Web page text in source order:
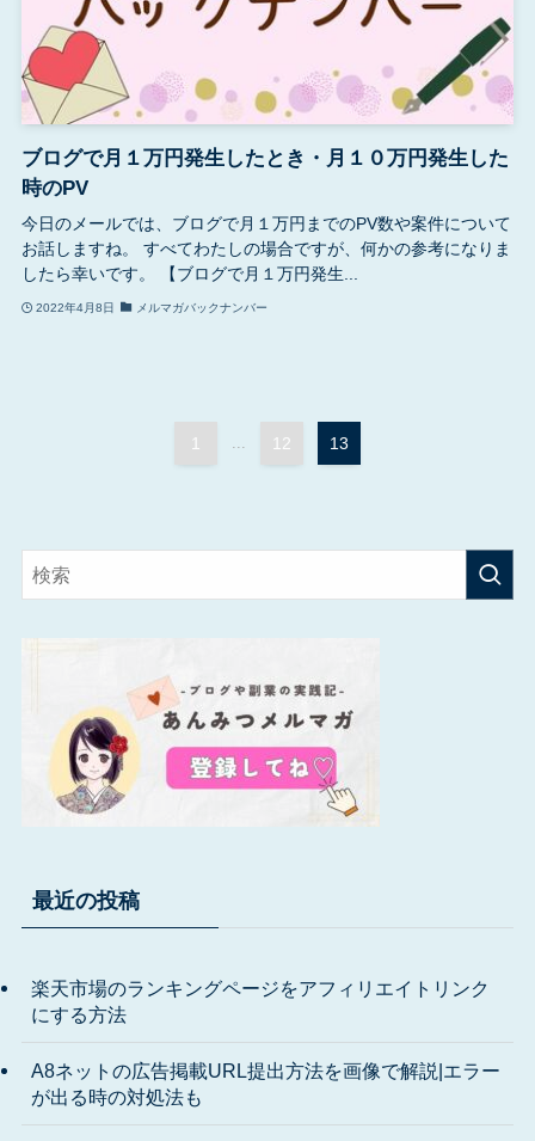
ブログで月１万円発生したとき・月１０万円発生した
時のPV
今日のメールでは、ブログで月１万円までのPV数や案件について
お話しますね。 すべてわたしの場合ですが、何かの参考になりま
したら幸いです。 【ブログで月１万円発生...
2022年4月8日 メルマガバックナンバー
1 ... 12 13
最近の投稿
楽天市場のランキングページをアフィリエイトリンク
にする方法
A8ネットの広告掲載URL提出方法を画像で解説|エラー
が出る時の対処法も